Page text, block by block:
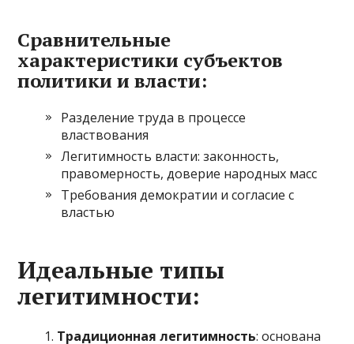
Сравнительные
характеристики субъектов
политики и власти:
Разделение труда в процессе
властвования
Легитимность власти: законность,
правомерность, доверие народных масс
Требования демократии и согласие с
властью
Идеальные типы
легитимности:
Традиционная легитимность: основана